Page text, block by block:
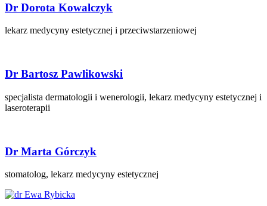
Dr Dorota Kowalczyk
lekarz medycyny estetycznej i przeciwstarzeniowej
Dr Bartosz Pawlikowski
specjalista dermatologii i wenerologii, lekarz medycyny estetycznej i
laseroterapii
Dr Marta Górczyk
stomatolog, lekarz medycyny estetycznej